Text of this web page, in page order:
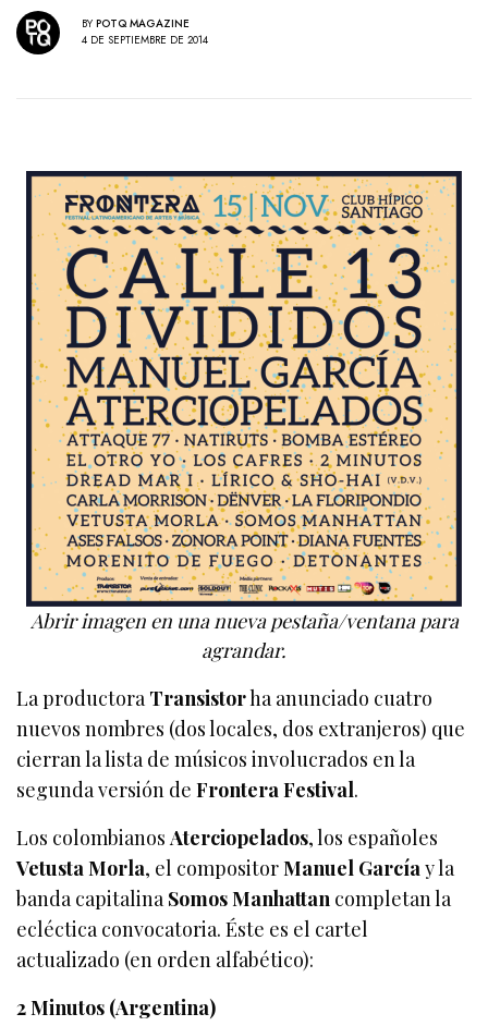
BY POTQ MAGAZINE
4 DE SEPTIEMBRE DE 2014
Abrir imagen en una nueva pestaña/ventana para
agrandar.
La productoraTransistorha anunciado cuatro
nuevos nombres (dos locales, dos extranjeros) que
cierran la lista de músicos involucrados en la
segunda versión deFrontera Festival.
Los colombianosAterciopelados, los españoles
Vetusta Morla, el compositorManuel Garcíay la
banda capitalinaSomos Manhattan completan la
ecléctica convocatoria. Éste es el cartel
actualizado (en orden alfabético):
2 Minutos (Argentina)